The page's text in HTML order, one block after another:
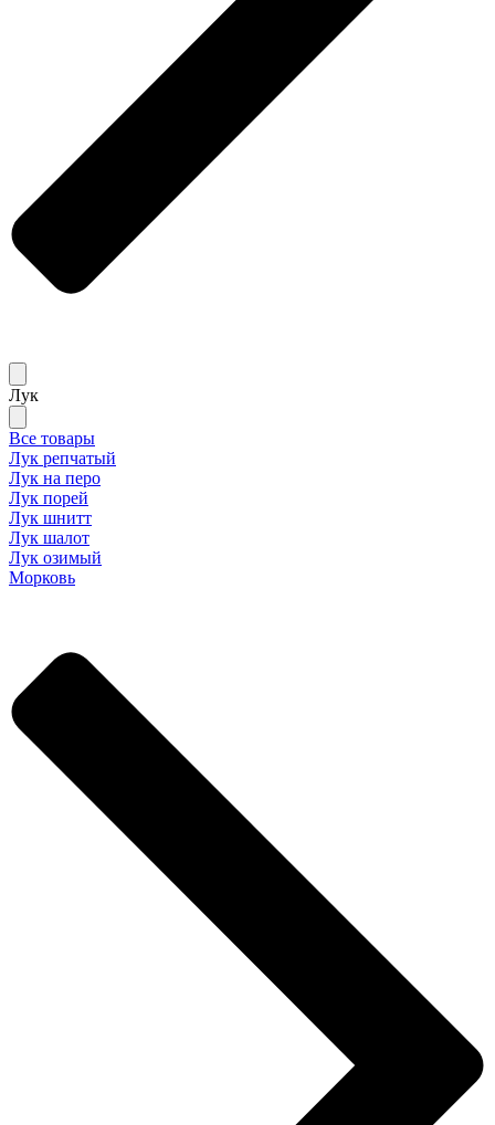
Лук
Все товары
Лук репчатый
Лук на перо
Лук порей
Лук шнитт
Лук шалот
Лук озимый
Морковь